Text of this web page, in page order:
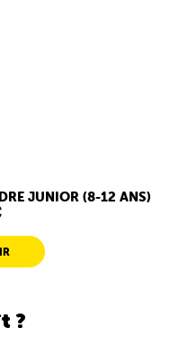
JUNIOR (8-12 ANS)
?